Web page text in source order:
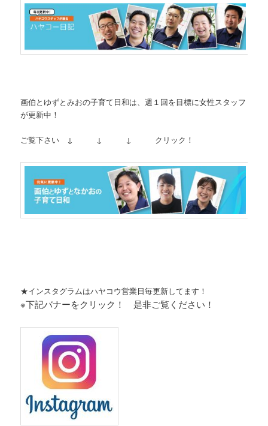
画伯とゆずとみおの子育て日和は、週１回を目標に女性スタッフ
が更新中！
ご覧下さい ↓ ↓ ↓ クリック！
★インスタグラムはハヤコウ営業日毎更新してます！
※下記バナーをクリック！ 是非ご覧ください！